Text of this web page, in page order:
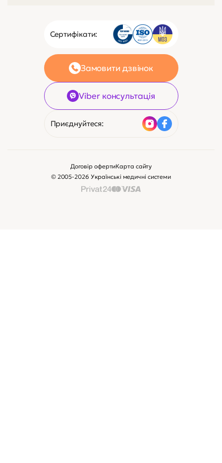
Сертифікати:
Замовити дзвінок
Viber консультація
Приєднуйтеся:
© 2005-2026 Українські медичні системи
Договір офертиКарта сайту